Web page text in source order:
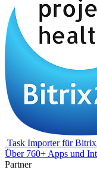
Task Importer für
Über 760+ Apps und
Partner